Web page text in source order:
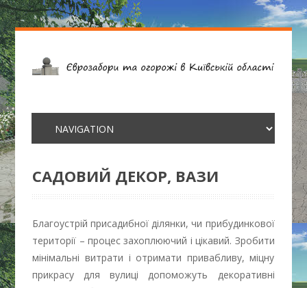
САДОВИЙ ДЕКОР, ВАЗИ
Благоустрій присадибної ділянки, чи прибудинкової
території – процес захоплюючий і цікавий. Зробити
мінімальні витрати і отримати привабливу, міцну
прикрасу для вулиці допоможуть декоративні